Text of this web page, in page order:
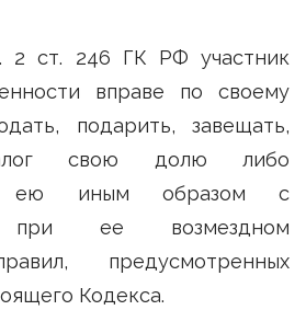
2 ст. 246 ГК РФ участник
вправе по своему
подарить, завещать,
свою долю либо
ею иным образом с
при ее возмездном
предусмотренных
Кодекса.